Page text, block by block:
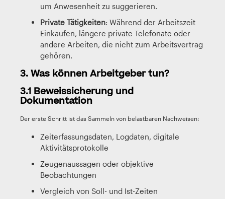
um Anwesenheit zu suggerieren.
Private Tätigkeiten: Während der Arbeitszeit
Einkaufen, längere private Telefonate oder
andere Arbeiten, die nicht zum Arbeitsvertrag
gehören.
3. Was können Arbeitgeber tun?
3.1 Beweissicherung und
Dokumentation
Der erste Schritt ist das Sammeln von belastbaren Nachweisen:
Zeiterfassungsdaten, Logdaten, digitale
Aktivitätsprotokolle
Zeugenaussagen oder objektive
Beobachtungen
Vergleich von Soll- und Ist-Zeiten